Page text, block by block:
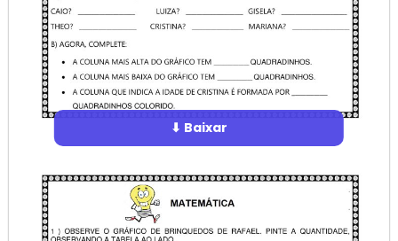
⬇ Baixar